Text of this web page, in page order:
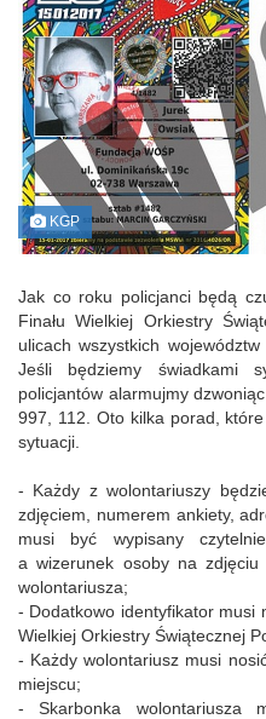
KGP
Jak co roku policjanci będą
Finału Wielkiej Orkiestry
ulicach wszystkich
Jeśli będziemy świadkami
policjantów alarmujmy
997, 112. Oto kilka porad,
sytuacji.
- Każdy z wolontariuszy
zdjęciem, numerem ankiety,
musi być wypisany
a wizerunek osoby na zdjęciu
wolontariusza;
- Dodatkowo identyfikator musi
Wielkiej Orkiestry Świątecznej
- Każdy wolontariusz musi
miejscu;
- Skarbonka wolontariusza